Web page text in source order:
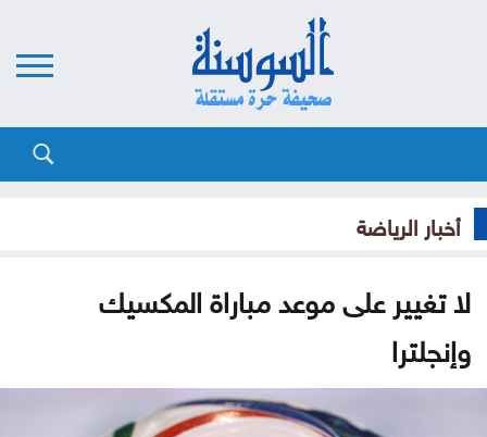
أخبار الرياضة
لا تغيير على موعد مباراة المكسيك
وإنجلترا